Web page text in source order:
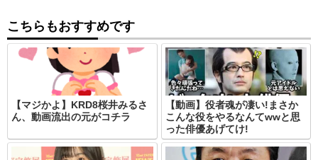
こちらもおすすめです
【マジかよ】KRD8桜井みるさ
ん、動画流出の元がコチラ
【動画】役者魂が凄い!まさか
こんな役をやるなんてwwと思
った俳優あげてけ!